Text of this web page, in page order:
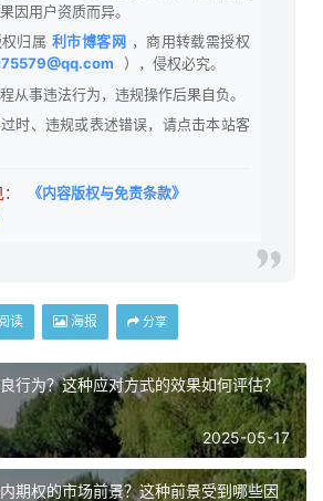
因用户资质而异。
归属 利市博客网 ，商用转载需授权
），侵权必究。
从事违法行为，违规操作后果自负。
时、违规或表述错误，请点击本站客
《内容版权与免责条款》
读 海报 分享
行为？这种应对方式的效果如何评估？
2025-05-17
期权的市场前景？这种前景受到哪些因